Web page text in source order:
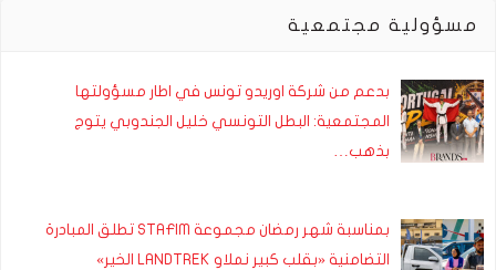
مسؤولية مجتمعية
بدعم من شركة اوريدو تونس في اطار مسؤولتها
المجتمعية: البطل التونسي خليل الجندوبي يتوج
بذهب…
بمناسبة شهر رمضان مجموعة STAFIM تطلق المبادرة
التضامنية «بقلب كبير نملاو LANDTREK الخير»